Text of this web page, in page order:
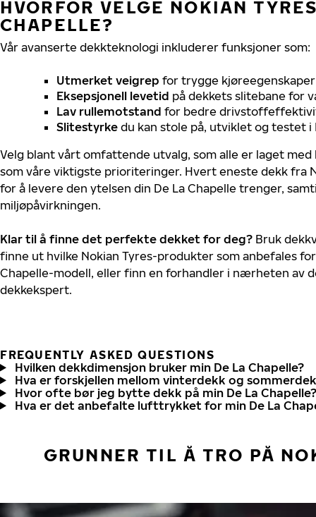
HVORFOR VELGE NOKIAN
CHAPELLE?
Vår avanserte dekkteknologi inkluderer funksjoner som:
Utmerket veigrep for trygge
Eksepsjonell levetid på dekkets slitebane for
Lav rullemotstand for bedre
Slitestyrke du kan stole på, utviklet og testet i
Velg blant vårt omfattende utvalg, som alle er laget
som våre viktigste prioriteringer. Hvert eneste dekk fra
for å levere den ytelsen din De La Chapelle trenger,
miljøpåvirkningen.
Klar til å finne det perfekte dekket for deg? Bruk
finne ut hvilke Nokian Tyres-produkter som anbefales
Chapelle-modell, eller finn en forhandler i nærheten av
dekkekspert.
FREQUENTLY ASKED QUESTIONS
Hvilken dekkdimensjon bruker min De La Chapelle?
Hva er forskjellen mellom vinterdekk og
Hvor ofte bør jeg bytte dekk på min De La Chapelle?
Hva er det anbefalte lufttrykket for min De La
GRUNNER TIL Å TRO PÅ